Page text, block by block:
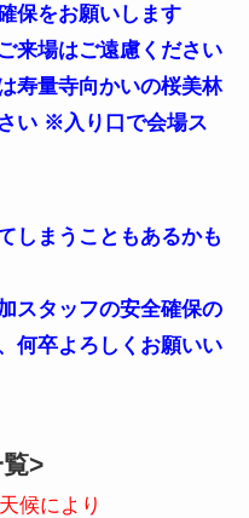
保をお願いします
来場はご遠慮ください
寿量寺向かいの桜美林
い ※入り口で会場ス
しまうこともあるかも
スタッフの安全確保の
何卒よろしくお願いい
>
候により